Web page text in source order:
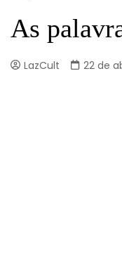
As
LazCult 22 de